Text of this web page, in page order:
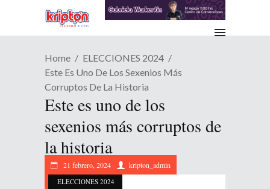
Home
ELECCIONES 2024
Este Es Uno De Los Sexenios Más
Corruptos De La Historia
Este es uno de los
sexenios más corruptos de
la historia
ELECCIONES 2024
21 febrero, 2024 kripton_admin